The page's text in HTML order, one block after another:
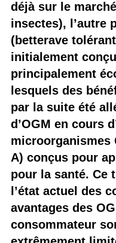
déjà sur le
insectes), l’autre
(betterave
initialement
principalement
lesquels des
par la suite été
d’OGM en cours
microorganismes
A) conçus pour
pour la santé. Ce
l’état actuel des
avantages des
consommateur